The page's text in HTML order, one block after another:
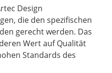
Design
die den spezifischen
gerecht werden. Das
Wert auf Qualität
Standards des